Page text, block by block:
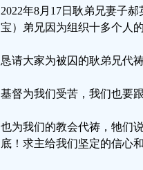
2022年8月17日耿弟兄妻子
宝）弟兄因为组织十多个人
恳请大家为被囚的耿弟兄代
基督为我们受苦，我们也要
也为我们的教会代祷，牠们
底！求主给我们坚定的信心